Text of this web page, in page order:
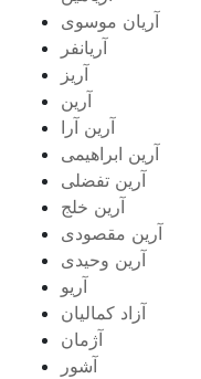
آریان موسوی
آریانفر
آریز
آرین
آرین آرا
آرین ابراهیمی
آرین تفضلی
آرین خلج
آرین مقصودی
آرین وحیدی
آریو
آزاد کمالیان
آژمان
آشور